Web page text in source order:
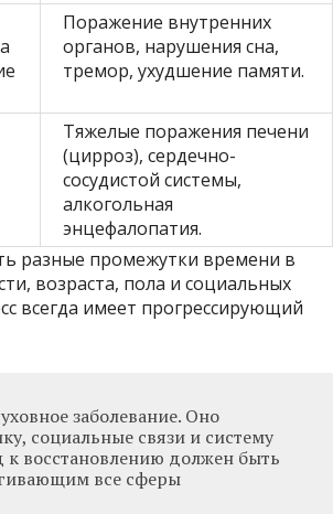
Поражение внутренних
органов, нарушения сна,
тремор, ухудшение памяти.
Тяжелые поражения печени
(цирроз), сердечно-
сосудистой системы,
алкогольная
энцефалопатия.
разные промежутки времени в
возраста, пола и социальных
всегда имеет прогрессирующий
заболевание. Оно
социальные связи и систему
к восстановлению должен быть
все сферы